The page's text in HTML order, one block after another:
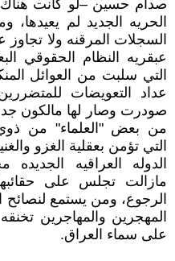
صدام حسين –لو كانت هناك
الحريه الجديد لم
السجلات المرقنه ولا تجاوز
عبقريه النظام الحقوقي
التي سلبت من العوائل
عداد التعويضات
صودرت وصار لها مالكون
من بعض "العلماء" من ذوي
التي تؤمن بعقلية الغزو
الدوله العراقيه الجديده
مازالت تجلس على
الرجوع، ومن يستمع لنصائح
المهجرين والمهاجرين
على سماء العراق.